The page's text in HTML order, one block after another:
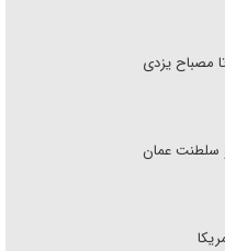
مصباح یزدی
سلطنت عمان